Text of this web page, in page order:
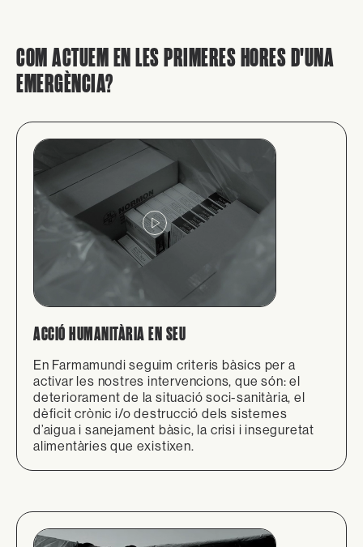
COM ACTUEM EN LES PRIMERES HORES D'UNA
EMERGÈNCIA?
ACCIÓ HUMANITÀRIA EN SEU
En Farmamundi seguim criteris bàsics per a
activar les nostres intervencions, que són: el
deteriorament de la situació soci-sanitària, el
dèficit crònic i/o destrucció dels sistemes
d’aigua i sanejament bàsic, la crisi i inseguretat
alimentàries que existixen.